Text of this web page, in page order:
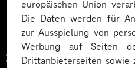
europäischen Union
Die Daten werden für
zur Ausspielung von
Werbung auf Seiten
Drittanbieterseiten sowie
2. Einführung in das